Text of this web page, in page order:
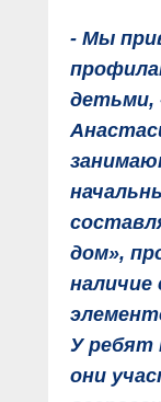
- Мы
детьми,
дом»,
У ребят
они